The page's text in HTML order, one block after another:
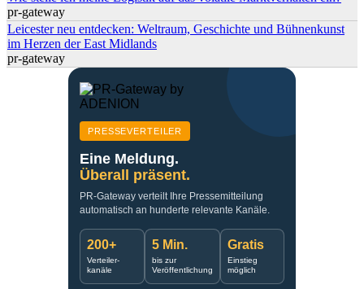
pr-gateway
Leicester neu entdecken: Weltraum, Geschichte und Bühnenkunst
im Herzen der East Midlands
pr-gateway
PRESSEVERTEILER
Eine Meldung.
Überall präsent.
PR-Gateway verteilt Ihre Pressemitteilung
automatisch an hunderte relevante Kanäle.
200+
Verteiler-
kanäle
5 Min.
bis zur
Veröffentlichung
Gratis
Einstieg
möglich